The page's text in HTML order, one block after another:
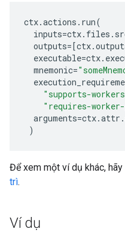
ctx.actions . run(
inputs=ctx. files .
outputs=[ctx.
executable=ctx.
mnemonic=
"supports-
"requires-
arguments=ctx.attr .
)
Để xem một ví dụ khác,
trì.
Ví dụ